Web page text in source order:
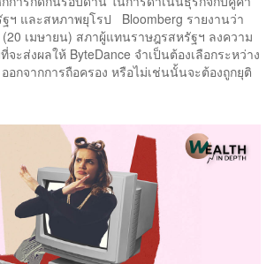
ฯ และสหภาพยุโรป Bloomberg รายงานว่า
(20 เมษายน) สภาผู้แทนราษฎรสหรัฐฯ ลงความ
ะส่งผลให้ ByteDance จำเป็นต้องเลือกระหว่าง
อกจากการถือครอง หรือไม่เช่นนั้นจะต้องถูกยุติ